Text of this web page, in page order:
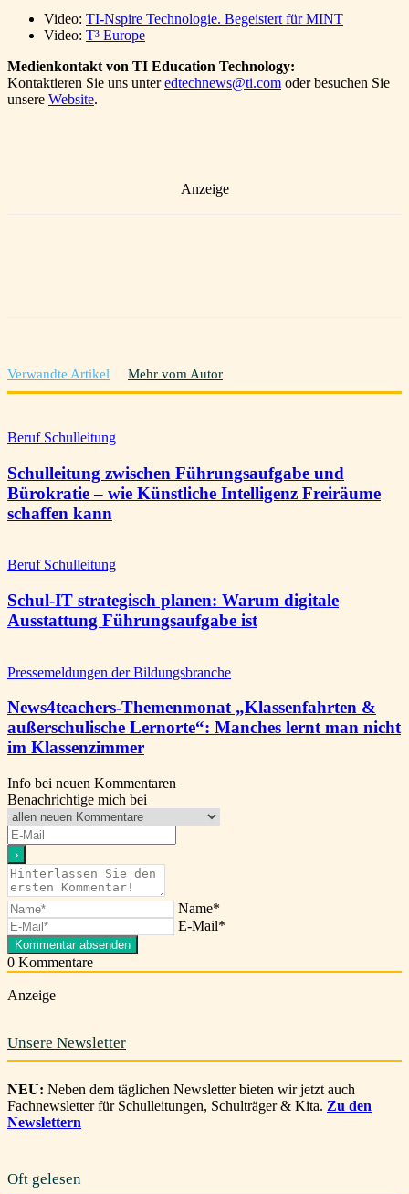
Video: TI-Nspire Technologie. Begeistert für MINT
Video: T³ Europe
Medienkontakt von TI Education Technology:
Kontaktieren Sie uns unteredtechnews@ti.com oder besuchen Sie
unsere Website.
Anzeige
Verwandte Artikel Mehr vom Autor
Beruf Schulleitung
Schulleitung zwischen Führungsaufgabe und
Bürokratie – wie Künstliche Intelligenz Freiräume
schaffen kann
Beruf Schulleitung
Schul-IT strategisch planen: Warum digitale
Ausstattung Führungsaufgabe ist
Pressemeldungen der Bildungsbranche
News4teachers-Themenmonat „Klassenfahrten &
außerschulische Lernorte“: Manches lernt man nicht
im Klassenzimmer
Info bei neuen Kommentaren
Benachrichtige mich bei
Name*
E-Mail*
0 Kommentare
Anzeige
Unsere Newsletter
NEU: Neben dem täglichen Newsletter bieten wir jetzt auch
Fachnewsletter für Schulleitungen, Schulträger & Kita. Zu den
Newslettern
Oft gelesen